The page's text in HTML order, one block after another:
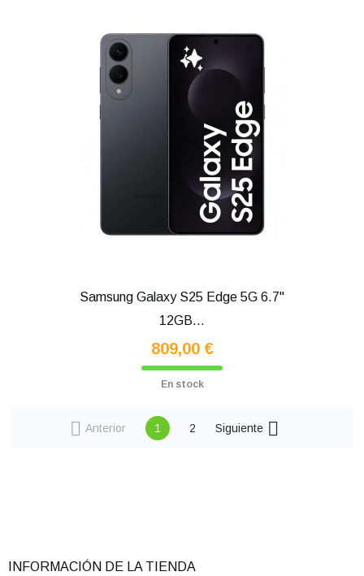
Samsung Galaxy S25 Edge 5G 6.7"
12GB...
809,00 €
En stock
 Anterior 1 2 Siguiente 
INFORMACIÓN DE LA TIENDA